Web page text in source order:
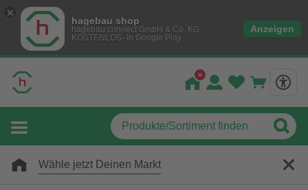
hagebau shop
hagebau connect GmbH & Co. KG
KOSTENLOS- In Google Play
Anzeigen
Wähle jetzt Deinen Markt